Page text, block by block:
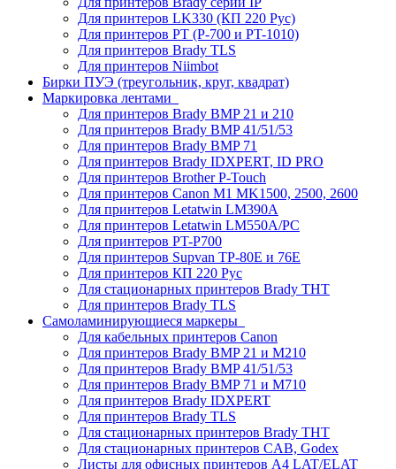
Для принтеров LK330 (КП 220 Рус)
Для принтеров PT (P-700 и PT-1010)
Для принтеров Brady TLS
Для принтеров Niimbot
Бирки ПУЭ (треугольник, круг, квадрат)
Маркировка лентами
Для принтеров Brady BMP 21 и 210
Для принтеров Brady BMP 41/51/53
Для принтеров Brady BMP 71
Для принтеров Brady IDXPERT, ID PRO
Для принтеров Brother P-Touch
Для принтеров Canon M1 MK1500, 2500, 2600
Для принтеров Letatwin LM390A
Для принтеров Letatwin LM550A/PC
Для принтеров PT-P700
Для принтеров Supvan TP-80E и 76E
Для принтеров КП 220 Рус
Для стационарных принтеров Brady THT
Для принтеров Brady TLS
Самоламинирующиеся маркеры
Для кабельных принтеров Canon
Для принтеров Brady BMP 21 и M210
Для принтеров Brady BMP 41/51/53
Для принтеров Brady BMP 71 и M710
Для принтеров Brady IDXPERT
Для принтеров Brady TLS
Для стационарных принтеров Brady THT
Для стационарных принтеров CAB, Godex
Листы для офисных принтеров А4 LAT/ELAT